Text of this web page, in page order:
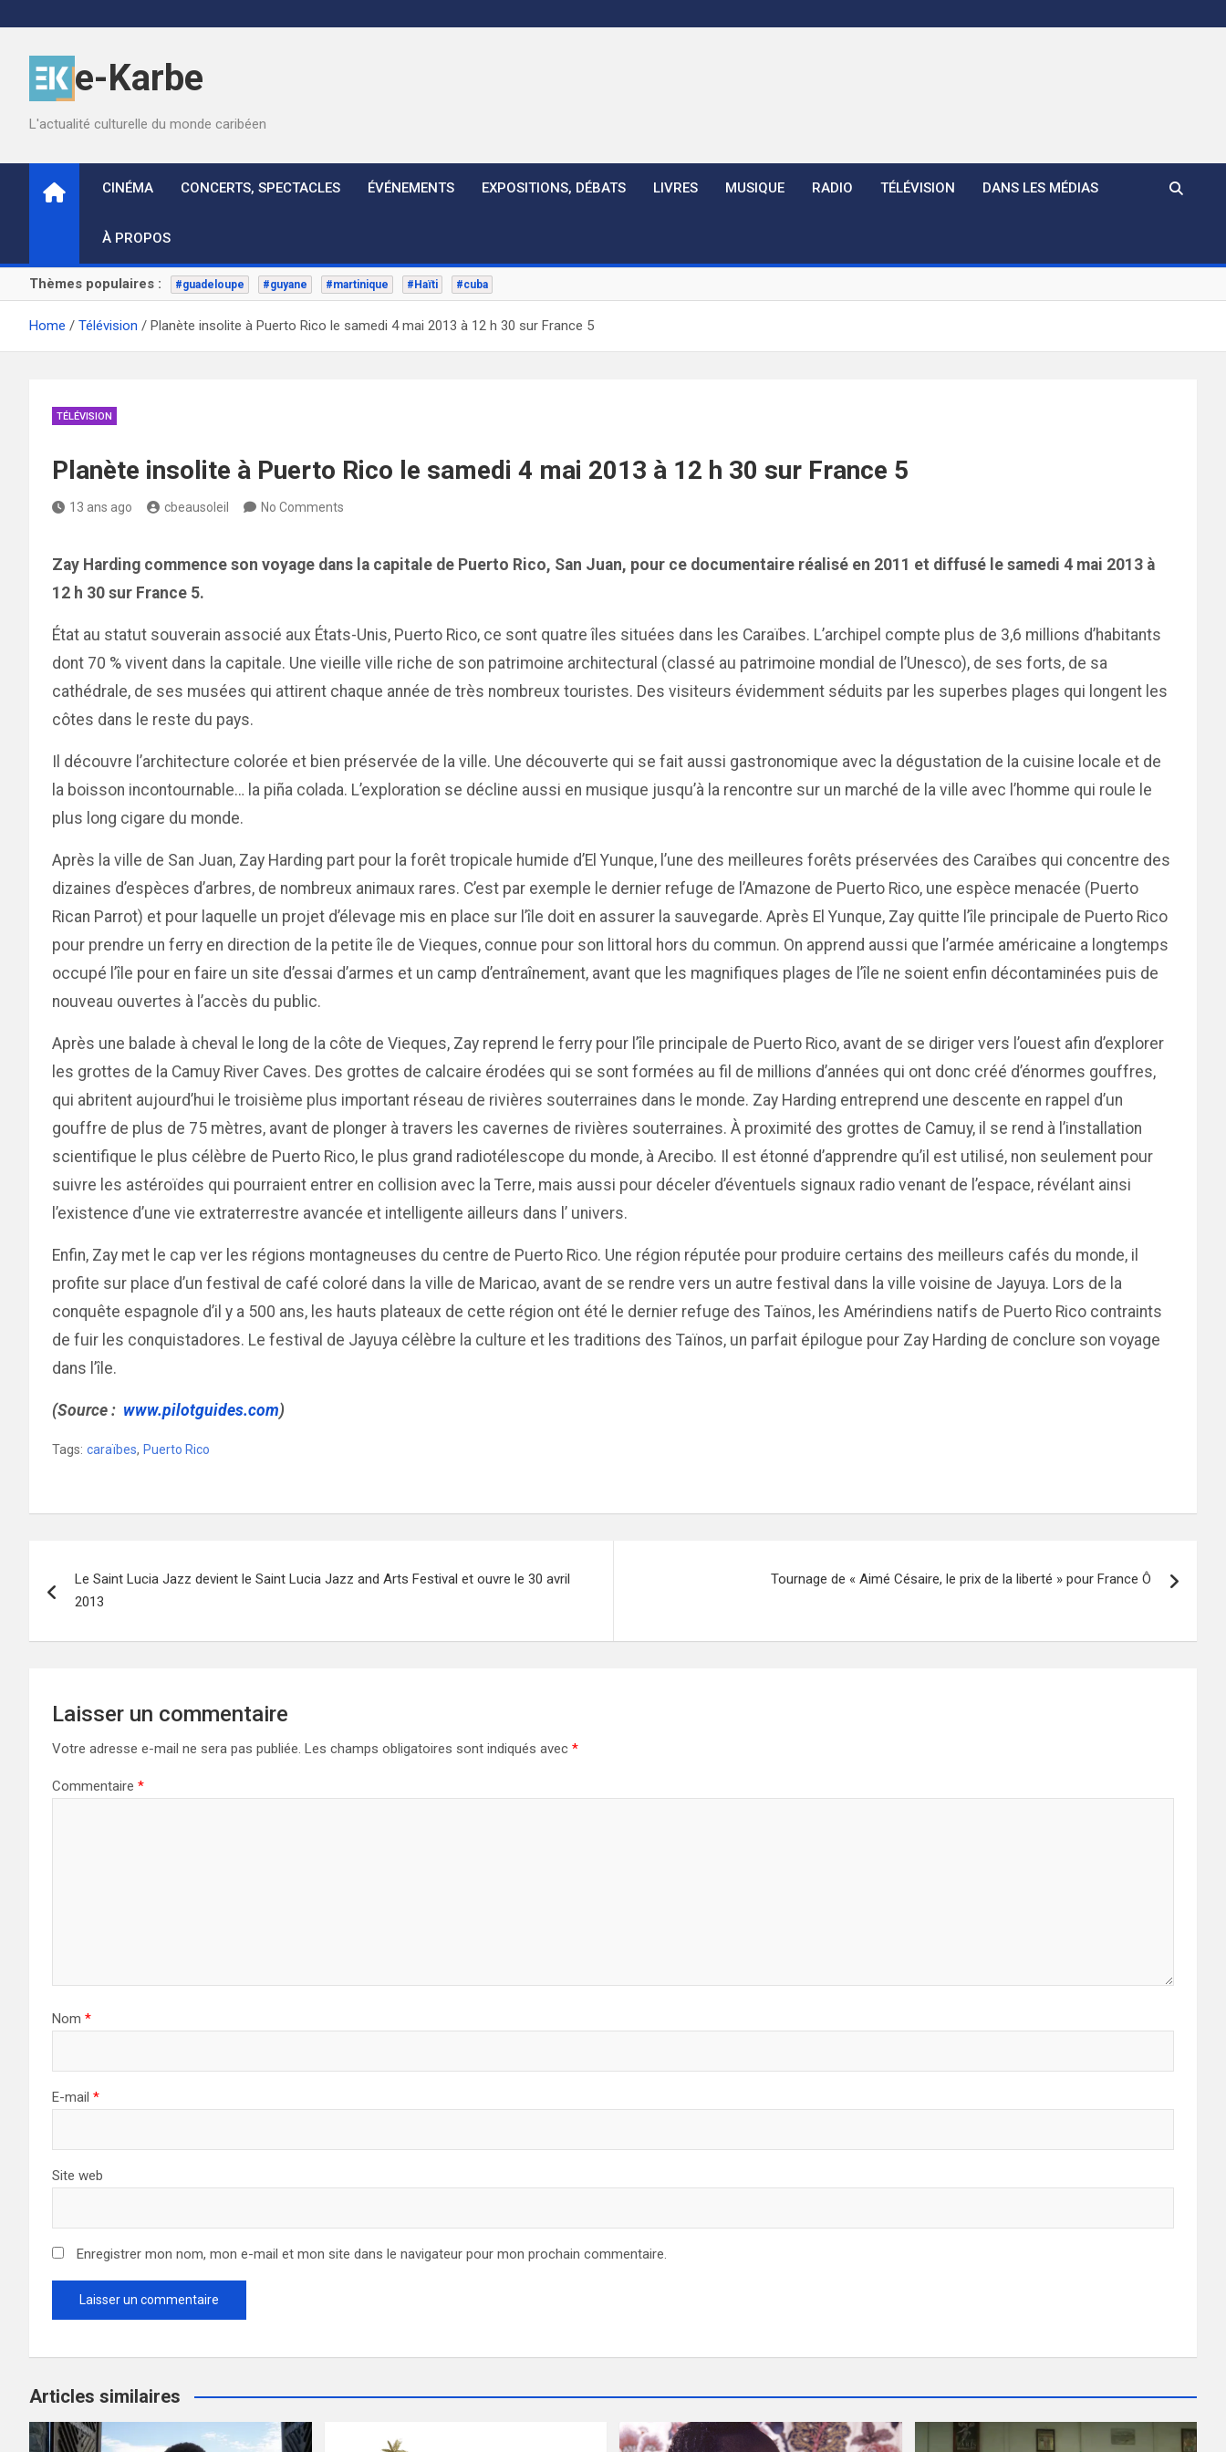
to
content
e-Karbe
L'actualité culturelle du monde caribéen
CINÉMA CONCERTS, SPECTACLES ÉVÉNEMENTS EXPOSITIONS, DÉBATS LIVRES MUSIQUE RADIO TÉLÉVISION DANS LES MÉDIAS
À PROPOS
Thèmes populaires : #guadeloupe #guyane #martinique #Haïti #cuba
Home Télévision Planète insolite à Puerto Rico le samedi 4 mai 2013 à 12 h 30 sur France 5
TÉLÉVISION
Planète insolite à Puerto Rico le samedi 4 mai 2013 à 12 h 30 sur France 5
13 ans ago cbeausoleil No Comments
Zay Harding commence son voyage dans la capitale de Puerto Rico, San Juan, pour ce documentaire réalisé en 2011 et diffusé le samedi 4 mai 2013 à
12 h 30 sur France 5.
État au statut souverain associé aux États-Unis, Puerto Rico, ce sont quatre îles situées dans les Caraïbes. L’archipel compte plus de 3,6 millions d’habitants
dont 70 % vivent dans la capitale. Une vieille ville riche de son patrimoine architectural (classé au patrimoine mondial de l’Unesco), de ses forts, de sa
cathédrale, de ses musées qui attirent chaque année de très nombreux touristes. Des visiteurs évidemment séduits par les superbes plages qui longent les
côtes dans le reste du pays.
Il découvre l’architecture colorée et bien préservée de la ville. Une découverte qui se fait aussi gastronomique avec la dégustation de la cuisine locale et de
la boisson incontournable… la piña colada. L’exploration se décline aussi en musique jusqu’à la rencontre sur un marché de la ville avec l’homme qui roule le
plus long cigare du monde.
Après la ville de San Juan, Zay Harding part pour la forêt tropicale humide d’El Yunque, l’une des meilleures forêts préservées des Caraïbes qui concentre des
dizaines d’espèces d’arbres, de nombreux animaux rares. C’est par exemple le dernier refuge de l’Amazone de Puerto Rico, une espèce menacée (Puerto
Rican Parrot) et pour laquelle un projet d’élevage mis en place sur l’île doit en assurer la sauvegarde. Après El Yunque, Zay quitte l’île principale de Puerto Rico
pour prendre un ferry en direction de la petite île de Vieques, connue pour son littoral hors du commun. On apprend aussi que l’armée américaine a longtemps
occupé l’île pour en faire un site d’essai d’armes et un camp d’entraînement, avant que les magnifiques plages de l’île ne soient enfin décontaminées puis de
nouveau ouvertes à l’accès du public.
Après une balade à cheval le long de la côte de Vieques, Zay reprend le ferry pour l’île principale de Puerto Rico, avant de se diriger vers l’ouest afin d’explorer
les grottes de la Camuy River Caves. Des grottes de calcaire érodées qui se sont formées au fil de millions d’années qui ont donc créé d’énormes gouffres,
qui abritent aujourd’hui le troisième plus important réseau de rivières souterraines dans le monde. Zay Harding entreprend une descente en rappel d’un
gouffre de plus de 75 mètres, avant de plonger à travers les cavernes de rivières souterraines. À proximité des grottes de Camuy, il se rend à l’installation
scientifique le plus célèbre de Puerto Rico, le plus grand radiotélescope du monde, à Arecibo. Il est étonné d’apprendre qu’il est utilisé, non seulement pour
suivre les astéroïdes qui pourraient entrer en collision avec la Terre, mais aussi pour déceler d’éventuels signaux radio venant de l’espace, révélant ainsi
l’existence d’une vie extraterrestre avancée et intelligente ailleurs dans l’ univers.
Enfin, Zay met le cap ver les régions montagneuses du centre de Puerto Rico. Une région réputée pour produire certains des meilleurs cafés du monde, il
profite sur place d’un festival de café coloré dans la ville de Maricao, avant de se rendre vers un autre festival dans la ville voisine de Jayuya. Lors de la
conquête espagnole d’il y a 500 ans, les hauts plateaux de cette région ont été le dernier refuge des Taïnos, les Amérindiens natifs de Puerto Rico contraints
de fuir les conquistadores. Le festival de Jayuya célèbre la culture et les traditions des Taïnos, un parfait épilogue pour Zay Harding de conclure son voyage
dans l’île.
(Source : www.pilotguides.com)
Tags: caraïbes, Puerto Rico
de
l’article
Le Saint Lucia Jazz devient le Saint Lucia Jazz and Arts Festival et ouvre le 30 avril
2013
Tournage de « Aimé Césaire, le prix de la liberté » pour France Ô
Laisser un commentaire
Votre adresse e-mail ne sera pas publiée. Les champs obligatoires sont indiqués avec *
Commentaire *
Nom *
E-mail *
Site web
Enregistrer mon nom, mon e-mail et mon site dans le navigateur pour mon prochain commentaire.
Articles similaires